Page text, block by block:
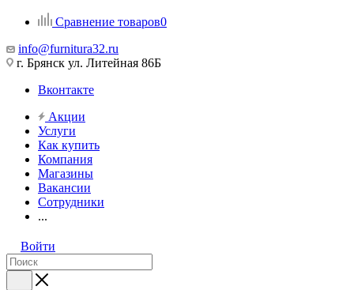
Сравнение товаров0
info@furnitura32.ru
г. Брянск ул. Литейная 86Б
Вконтакте
Акции
Услуги
Как купить
Компания
Магазины
Вакансии
Сотрудники
...
Войти